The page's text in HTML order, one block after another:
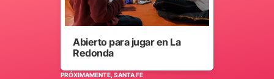
Abierto para jugar en La
Redonda
PRÓXIMAMENTE, SANTA FE